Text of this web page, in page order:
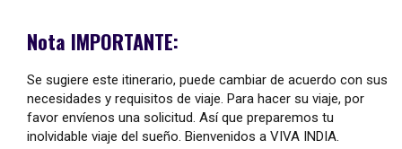
Nota IMPORTANTE:
Se sugiere este itinerario, puede cambiar de acuerdo con sus
necesidades y requisitos de viaje. Para hacer su viaje, por
favor envíenos una solicitud. Así que preparemos tu
inolvidable viaje del sueño. Bienvenidos a VIVA INDIA.